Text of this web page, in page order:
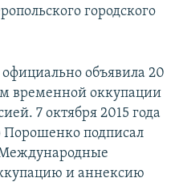
городского
объявила 20
временной оккупации
7 октября 2015 года
подписал
и аннексию